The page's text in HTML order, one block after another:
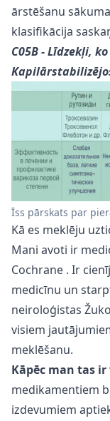
ārstēšanu
klasifikācija
C05B - Līdzekļi,
Īss pārskats par
Kā es meklēju
Mani avoti ir
Cochrane . Ir
medicīnu un
neiroloģistas
visiem
meklēšanu.
Kāpēc man tas
medikamentiem
izdevumiem